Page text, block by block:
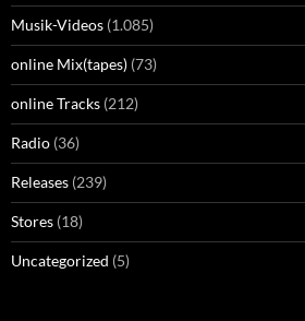
Musik-Videos (1.085)
online Mix(tapes) (73)
online Tracks (212)
Radio (36)
Releases (239)
Stores (18)
Uncategorized (5)